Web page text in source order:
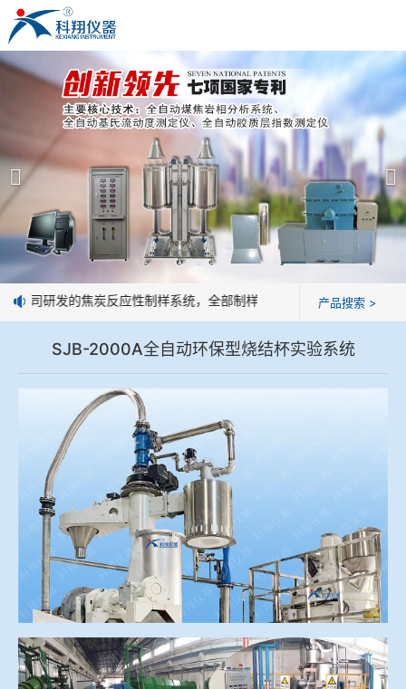
米兰体育
米兰体育-米兰milan(中国)
产品展示 ＞
焦炭高温性能检测系统
焦化行业检测及优化配煤设备
球团矿/烧结矿/块矿高温冶金性能检测系统
烧结/球团优化配矿研究设备
高炉配吹煤检测设备
冶金渣、保护渣等高温物性检测设备
冶金石灰活性度测定仪
矿石、焦炭物理检测及制样设备
工业分析、测硫仪等
公司简介
米兰体育
企业业绩
技术交流
视频观赏
标准下载
企业荣誉
联系我们
公司研发的焦炭反应性制样系统，全部制样过程机械化操作，没有人
产品搜索 >
SJB-2000A全自动环保型烧结杯实验系统